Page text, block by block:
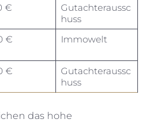
€
Gutachteraussc
huss
€ Immowelt
€
Gutachteraussc
huss
das hohe